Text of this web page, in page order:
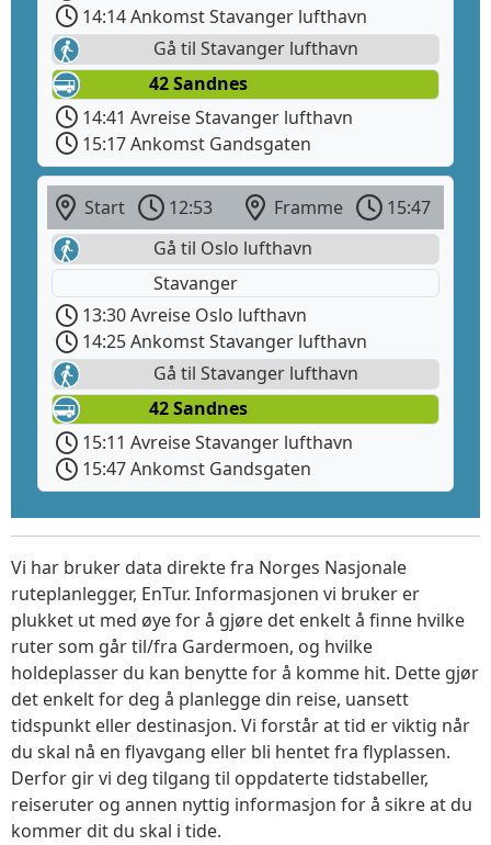
14:14 Ankomst Stavanger lufthavn
Gå til Stavanger lufthavn
42 Sandnes
14:41 Avreise Stavanger lufthavn
15:17 Ankomst Gandsgaten
Start 12:53 Framme
15:47
Gå til Oslo lufthavn
Stavanger
13:30 Avreise Oslo lufthavn
14:25 Ankomst Stavanger lufthavn
Gå til Stavanger lufthavn
42 Sandnes
15:11 Avreise Stavanger lufthavn
15:47 Ankomst Gandsgaten
Vi har bruker data direkte fra Norges Nasjonale
ruteplanlegger, EnTur. Informasjonen vi bruker er
plukket ut med øye for å gjøre det enkelt å finne hvilke
ruter som går til/fra Gardermoen, og hvilke
holdeplasser du kan benytte for å komme hit. Dette gjør
det enkelt for deg å planlegge din reise, uansett
tidspunkt eller destinasjon. Vi forstår at tid er viktig når
du skal nå en flyavgang eller bli hentet fra flyplassen.
Derfor gir vi deg tilgang til oppdaterte tidstabeller,
reiseruter og annen nyttig informasjon for å sikre at du
kommer dit du skal i tide.